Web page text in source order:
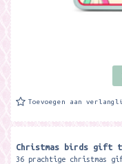
Toevoegen aan
Christmas birds gift
36 prachtige christmas